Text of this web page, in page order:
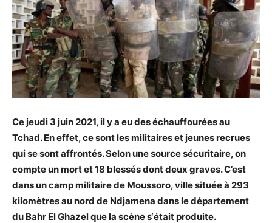
Ce jeudi 3 juin 2021, il y a eu des échauffourées au
Tchad. En effet, ce sont les militaires et jeunes recrues
qui se sont affrontés. Selon une source sécuritaire, on
compte un mort et 18 blessés dont deux graves. C’est
dans un camp militaire de Moussoro, ville située à 293
kilomètres au nord de Ndjamena dans le département
du Bahr El Ghazel que la scène s‘était produite.